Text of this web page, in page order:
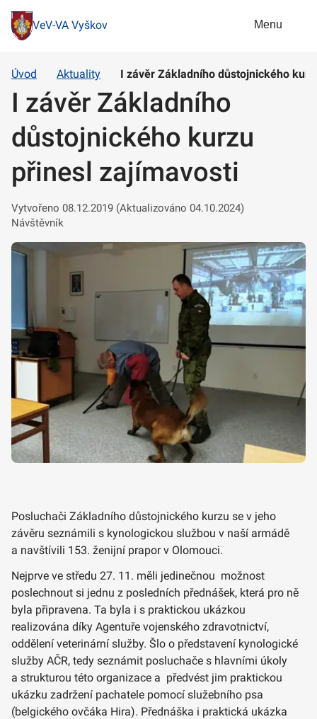
VeV-VA Vyškov Menu
Úvod Aktuality I závěr Základního důstojnického
I závěr Základního
důstojnického kurzu
přinesl zajímavosti
Vytvořeno 08.12.2019 (Aktualizováno 04.10.2024)
Návštěvník
Posluchači Základního důstojnického kurzu se v jeho
závěru seznámili s kynologickou službou v naší armádě
a navštívili 153. ženijní prapor v Olomouci.
Nejprve ve středu 27. 11. měli jedinečnou možnost
poslechnout si jednu z posledních přednášek, která pro ně
byla připravena. Ta byla i s praktickou ukázkou
realizována díky Agentuře vojenského zdravotnictví,
oddělení veterinární služby. Šlo o představení kynologické
služby AČR, tedy seznámit posluchače s hlavními úkoly
a strukturou této organizace a předvést jim praktickou
ukázku zadržení pachatele pomocí služebního psa
(belgického ovčáka Hira). Přednáška i praktická ukázka